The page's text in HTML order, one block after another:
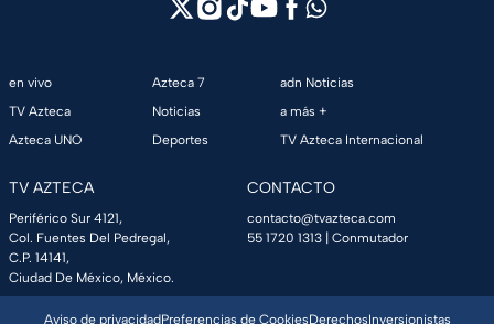
en vivo
TV Azteca
Azteca UNO
Azteca 7
Noticias
Deportes
adn Noticias
a más +
TV Azteca Internacional
TV AZTECA
Periférico Sur 4121,
Col. Fuentes Del Pedregal,
C.P. 14141,
Ciudad De México, México.
CONTACTO
contacto@tvazteca.com
55 1720 1313 | Conmutador
Aviso de privacidadPreferencias de CookiesDerechosInversionistas